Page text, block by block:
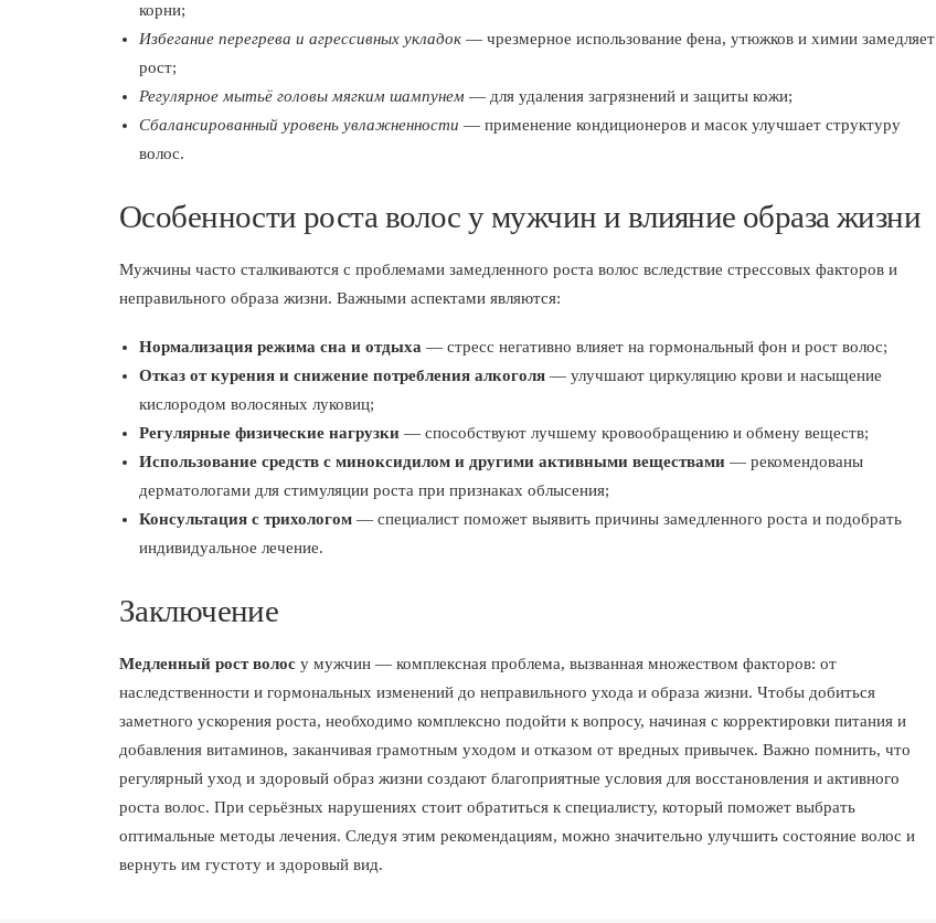
корни;
Избегание перегрева и агрессивных укладок — чрезмерное использование фена, утюжков и химии замедляет
рост;
Регулярное мытьё головы мягким шампунем — для удаления загрязнений и защиты кожи;
Сбалансированный уровень увлажненности — применение кондиционеров и масок улучшает структуру
волос.
Особенности роста волос у мужчин и влияние образа жизни
Мужчины часто сталкиваются с проблемами замедленного роста волос вследствие стрессовых факторов и
неправильного образа жизни. Важными аспектами являются:
Нормализация режима сна и отдыха — стресс негативно влияет на гормональный фон и рост волос;
Отказ от курения и снижение потребления алкоголя — улучшают циркуляцию крови и насыщение
кислородом волосяных луковиц;
Регулярные физические нагрузки — способствуют лучшему кровообращению и обмену веществ;
Использование средств с миноксидилом и другими активными веществами — рекомендованы
дерматологами для стимуляции роста при признаках облысения;
Консультация с трихологом — специалист поможет выявить причины замедленного роста и подобрать
индивидуальное лечение.
Заключение
Медленный рост волос у мужчин — комплексная проблема, вызванная множеством факторов: от
наследственности и гормональных изменений до неправильного ухода и образа жизни. Чтобы добиться
заметного ускорения роста, необходимо комплексно подойти к вопросу, начиная с корректировки питания и
добавления витаминов, заканчивая грамотным уходом и отказом от вредных привычек. Важно помнить, что
регулярный уход и здоровый образ жизни создают благоприятные условия для восстановления и активного
роста волос. При серьёзных нарушениях стоит обратиться к специалисту, который поможет выбрать
оптимальные методы лечения. Следуя этим рекомендациям, можно значительно улучшить состояние волос и
вернуть им густоту и здоровый вид.